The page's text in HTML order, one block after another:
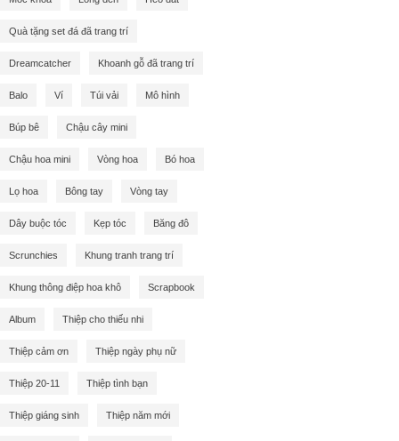
Quà tặng set đá đã trang trí
Dreamcatcher Khoanh gỗ đã trang trí
Balo Ví Túi vải Mô hình
Búp bê Chậu cây mini
Chậu hoa mini Vòng hoa Bó hoa
Lọ hoa Bông tay Vòng tay
Dây buộc tóc Kẹp tóc Băng đô
Scrunchies Khung tranh trang trí
Khung thông điệp hoa khô Scrapbook
Album Thiệp cho thiếu nhi
Thiệp cảm ơn Thiệp ngày phụ nữ
Thiệp 20-11 Thiệp tình bạn
Thiệp giáng sinh Thiệp năm mới